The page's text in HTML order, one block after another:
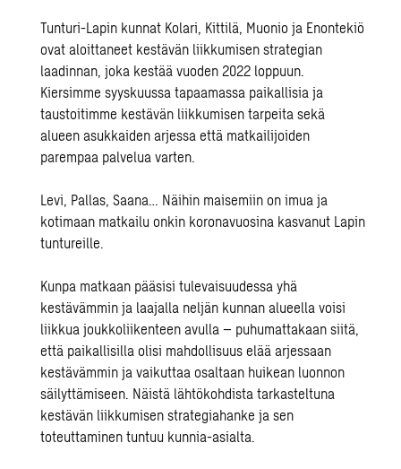
Tunturi-Lapin kunnat Kolari, Kittilä, Muonio ja Enontekiö
ovat aloittaneet kestävän liikkumisen strategian
laadinnan, joka kestää vuoden 2022 loppuun.
Kiersimme syyskuussa tapaamassa paikallisia ja
taustoitimme kestävän liikkumisen tarpeita sekä
alueen asukkaiden arjessa että matkailijoiden
parempaa palvelua varten.
Levi, Pallas, Saana… Näihin maisemiin on imua ja
kotimaan matkailu onkin koronavuosina kasvanut Lapin
tuntureille.
Kunpa matkaan pääsisi tulevaisuudessa yhä
kestävämmin ja laajalla neljän kunnan alueella voisi
liikkua joukkoliikenteen avulla – puhumattakaan siitä,
että paikallisilla olisi mahdollisuus elää arjessaan
kestävämmin ja vaikuttaa osaltaan huikean luonnon
säilyttämiseen. Näistä lähtökohdista tarkasteltuna
kestävän liikkumisen strategiahanke ja sen
toteuttaminen tuntuu kunnia-asialta.